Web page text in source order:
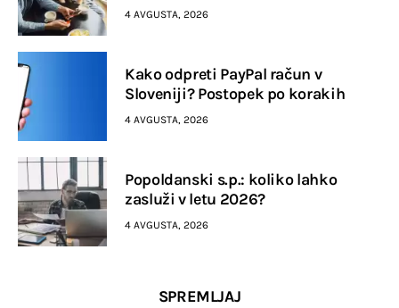
4 AVGUSTA, 2026
Kako odpreti PayPal račun v
Sloveniji? Postopek po korakih
4 AVGUSTA, 2026
Popoldanski s.p.: koliko lahko
zasluži v letu 2026?
4 AVGUSTA, 2026
SPREMLJAJ